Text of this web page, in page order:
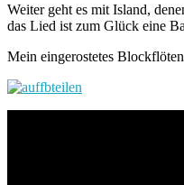
Weiter geht es mit Island,
das Lied ist zum Glück eine
Mein eingerostetes